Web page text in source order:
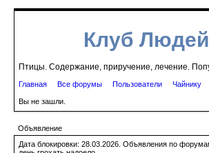
Клуб
Птицы. Содержание, приручение, лечение.
Главная Все форумы Пользователи Чайнику
Вы не зашли.
Объявление
Дата блокировки: 28.03.2026. Объявления по